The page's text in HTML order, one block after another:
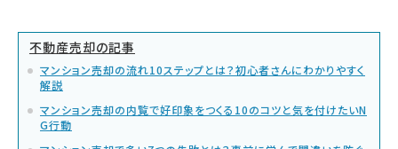
不動産売却の記事
マンション売却の流れ10ステップとは？初心者さんにわかりやすく
解説
マンション売却の内覧で好印象をつくる10のコツと気を付けたいN
G行動